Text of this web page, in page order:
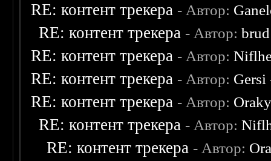
RE: контент трекера - Автор:
RE: контент трекера - Автор:brud
RE: контент трекера - Автор:
RE: контент трекера - Автор: Gersi
RE: контент трекера - Автор:
RE: контент трекера - Автор:
RE: контент трекера - Автор: